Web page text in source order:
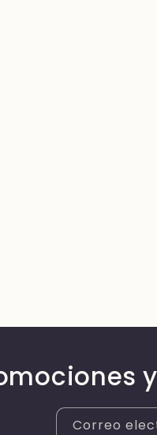
Correo